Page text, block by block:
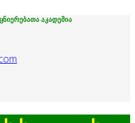
აკადემია